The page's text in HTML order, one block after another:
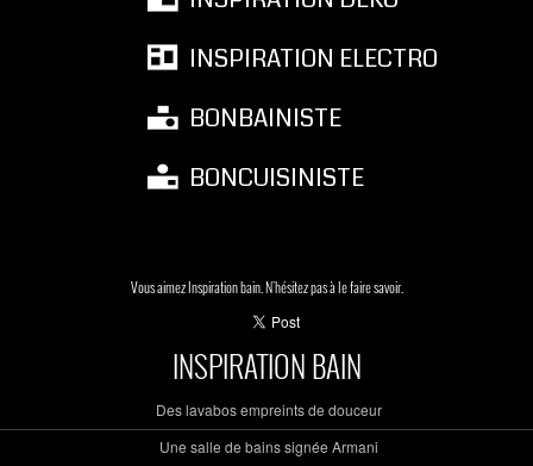
INSPIRATION ELECTRO
BONBAINISTE
BONCUISINISTE
Vous aimez Inspiration bain. N'hésitez pas à le faire savoir.
INSPIRATION BAIN
Des lavabos empreints de douceur
Une salle de bains signée Armani